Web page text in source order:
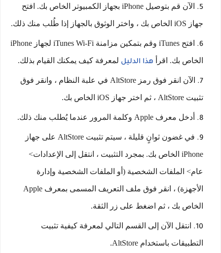
الآن قم بتوصيل iPhone بجهاز الكمبيوتر الخاص بك. افتح
جهاز iOS الخاص بك ، واختر الوثوق بالجهاز إذا طُلب منك ذلك.
افتح iTunes وقم بتمكين مزامنة iTunes Wi-Fi لجهاز iPhone
الخاص بك. اقرأ هذا الدليل لمعرفة كيف يمكنك القيام بذلك.
الآن انقر فوق رمز AltStore في علبة النظام ، وانقر فوق
تثبيت AltStore ، ثم اختر جهاز iOS الخاص بك.
أدخل معرف Apple وكلمة المرور عندما يُطلب منك ذلك.
في غضون ثوانٍ قليلة ، سيتم تثبيت AltStore على جهاز
iPhone الخاص بك. بمجرد التثبيت ، انتقل إلى الإعدادات>
عام> الملفات الشخصية (أو الملفات الشخصية وإدارة
الأجهزة) ، انقر فوق ملف التعريف المسمى بمعرف Apple
الخاص بك ، ثم اضغط على زر الثقة.
انتقل الآن إلى القسم التالي لمعرفة كيفية تثبيت
التطبيقات باستخدام AltStore.